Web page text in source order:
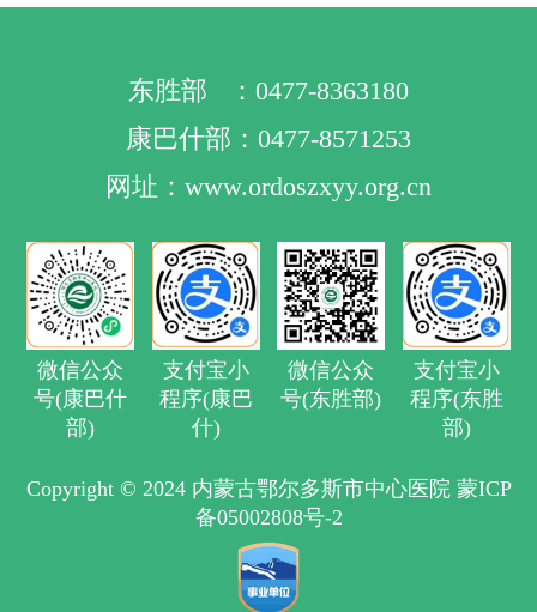
东胜部 ：0477-8363180
康巴什部：0477-8571253
网址：www.ordoszxyy.org.cn
微信公众
号(康巴什
部)
支付宝小
程序(康巴
什)
微信公众
号(东胜部)
支付宝小
程序(东胜
部)
Copyright © 2024 内蒙古鄂尔多斯市中心医院 蒙ICP
备05002808号-2